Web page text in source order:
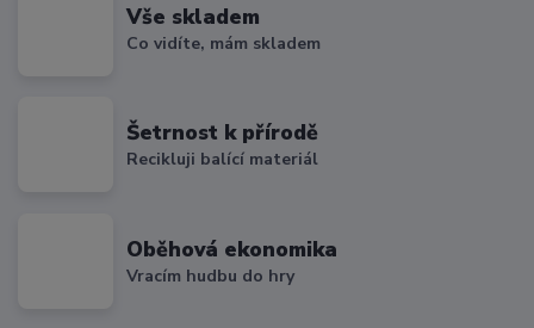
Vše skladem
Co vidíte, mám skladem
Šetrnost k přírodě
Recikluji balící materiál
Oběhová ekonomika
Vracím hudbu do hry